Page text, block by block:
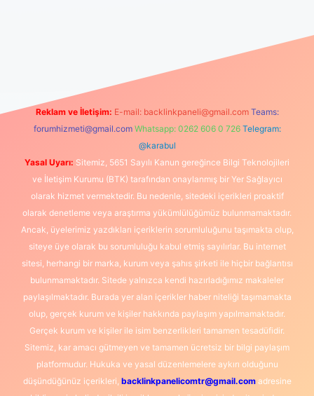
Reklam ve İletişim: E-mail: backlinkpaneli@gmail.com Teams:
forumhizmeti@gmail.com Whatsapp: 0262 606 0 726 Telegram:
@karabul
Yasal Uyarı: Sitemiz, 5651 Sayılı Kanun gereğince Bilgi Teknolojileri
ve İletişim Kurumu (BTK) tarafından onaylanmış bir Yer Sağlayıcı
olarak hizmet vermektedir. Bu nedenle, sitedeki içerikleri proaktif
olarak denetleme veya araştırma yükümlülüğümüz bulunmamaktadır.
Ancak, üyelerimiz yazdıkları içeriklerin sorumluluğunu taşımakta olup,
siteye üye olarak bu sorumluluğu kabul etmiş sayılırlar. Bu internet
sitesi, herhangi bir marka, kurum veya şahıs şirketi ile hiçbir bağlantısı
bulunmamaktadır. Sitede yalnızca kendi hazırladığımız makaleler
paylaşılmaktadır. Burada yer alan içerikler haber niteliği taşımamakta
olup, gerçek kurum ve kişiler hakkında paylaşım yapılmamaktadır.
Gerçek kurum ve kişiler ile isim benzerlikleri tamamen tesadüfidir.
Sitemiz, kar amacı gütmeyen ve tamamen ücretsiz bir bilgi paylaşım
platformudur. Hukuka ve yasal düzenlemelere aykırı olduğunu
düşündüğünüz içerikleri, backlinkpanelicomtr@gmail.comadresine